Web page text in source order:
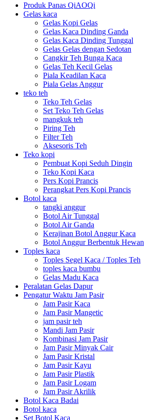
Produk Panas QiAOQi
Gelas kaca
Gelas Kopi Gelas
Gelas Kaca Dinding Ganda
Gelas Kaca Dinding Tunggal
Gelas Gelas dengan Sedotan
Cangkir Teh Bunga Kaca
Gelas Teh Kecil Gelas
Piala Keadilan Kaca
Piala Gelas Anggur
teko teh
Teko Teh Gelas
Set Teko Teh Gelas
mangkuk teh
Piring Teh
Filter Teh
Aksesoris Teh
Teko kopi
Pembuat Kopi Seduh Dingin
Teko Kopi Kaca
Pers Kopi Prancis
Perangkat Pers Kopi Prancis
Botol kaca
tangki anggur
Botol Air Tunggal
Botol Air Ganda
Kerajinan Botol Anggur Kaca
Botol Anggur Berbentuk Hewan
Toples kaca
Toples Segel Kaca / Toples Teh
toples kaca bumbu
Gelas Madu Kaca
Peralatan Gelas Dapur
Pengatur Waktu Jam Pasir
Jam Pasir Kaca
Jam Pasir Mangetic
jam pasir teh
Mandi Jam Pasir
Kombinasi Jam Pasir
Jam Pasir Minyak Cair
Jam Pasir Kristal
Jam Pasir Kayu
Jam Pasir Plastik
Jam Pasir Logam
Jam Pasir Akrilik
Botol Kaca Badai
Botol kaca
Set Botol Kaca